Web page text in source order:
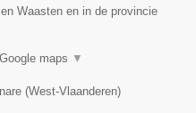
Waasten en in de provincie
Google maps ▼
(West-Vlaanderen)